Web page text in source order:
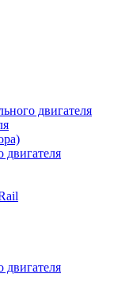
двигателя
двигателя
двигателя